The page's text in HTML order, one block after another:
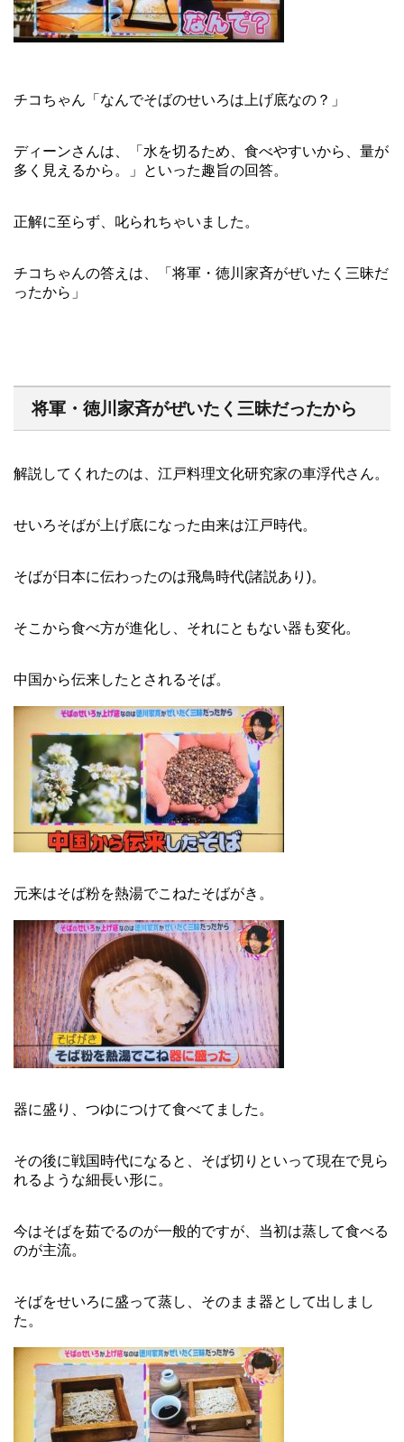
チコちゃん「なんでそばのせいろは上げ底なの？」
ディーンさんは、「水を切るため、食べやすいから、量が
多く見えるから。」といった趣旨の回答。
正解に至らず、叱られちゃいました。
チコちゃんの答えは、「将軍・徳川家斉がぜいたく三昧だ
ったから」
将軍・徳川家斉がぜいたく三昧だったから
解説してくれたのは、江戸料理文化研究家の車浮代さん。
せいろそばが上げ底になった由来は江戸時代。
そばが日本に伝わったのは飛鳥時代(諸説あり)。
そこから食べ方が進化し、それにともない器も変化。
中国から伝来したとされるそば。
元来はそば粉を熱湯でこねたそばがき。
器に盛り、つゆにつけて食べてました。
その後に戦国時代になると、そば切りといって現在で見ら
れるような細長い形に。
今はそばを茹でるのが一般的ですが、当初は蒸して食べる
のが主流。
そばをせいろに盛って蒸し、そのまま器として出しまし
た。